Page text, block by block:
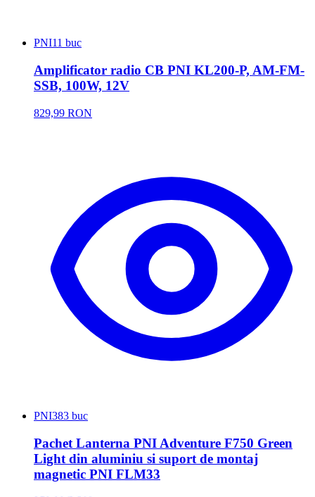
PNI11 buc
Amplificator radio CB PNI KL200-P, AM-FM-
SSB, 100W, 12V
829,99 RON
PNI383 buc
Pachet Lanterna PNI Adventure F750 Green
Light din aluminiu si suport de montaj
magnetic PNI FLM33